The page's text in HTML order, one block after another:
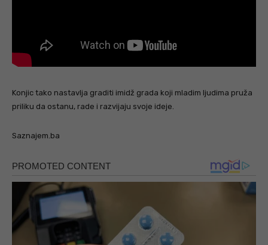
Konjic tako nastavlja graditi imidž grada koji mladim ljudima pruža
priliku da ostanu, rade i razvijaju svoje ideje.
Saznajem.ba